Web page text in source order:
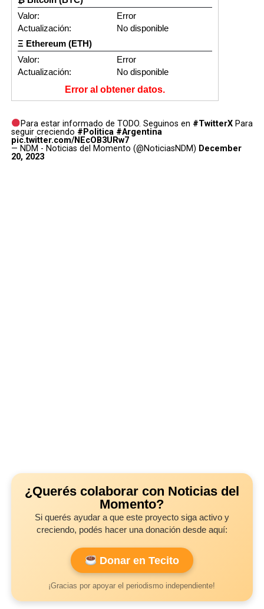
Valor:
Error
Actualización:
No disponible
Ξ Ethereum (ETH)
Valor:
Error
Actualización:
No disponible
Error al obtener datos.
Para estar informado de TODO. Seguinos en #TwitterX Para
seguir creciendo #Politica #Argentina
pic.twitter.com/NEcOB3URw7
— NDM - Noticias del Momento (@NoticiasNDM) December
20, 2023
¿Querés colaborar con Noticias del
Momento?
Si querés ayudar a que este proyecto siga activo y
creciendo, podés hacer una donación desde aquí:
Donar en Tecito
¡Gracias por apoyar el periodismo independiente!